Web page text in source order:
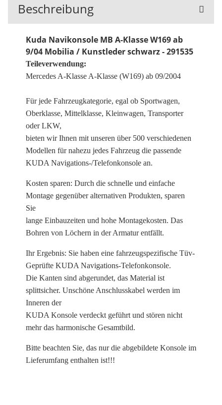
Beschreibung
Kuda Navikonsole MB A-Klasse W169 ab
9/04 Mobilia / Kunstleder schwarz - 291535
Teileverwendung:
Mercedes A-Klasse A-Klasse (W169) ab 09/2004
Für jede Fahrzeugkategorie, egal ob Sportwagen,
Oberklasse, Mittelklasse, Kleinwagen, Transporter
oder LKW,
bieten wir Ihnen mit unseren über 500 verschiedenen
Modellen für nahezu jedes Fahrzeug die passende
KUDA Navigations-/Telefonkonsole an.
Kosten sparen: Durch die schnelle und einfache
Montage gegenüber alternativen Produkten, sparen
Sie
lange Einbauzeiten und hohe Montagekosten. Das
Bohren von Löchern in der Armatur entfällt.
Ihr Ergebnis: Sie haben eine fahrzeugspezifische Tüv-
Geprüfte KUDA Navigations-Telefonkonsole.
Die Kanten sind abgerundet, das Material ist
splittsicher. Unschöne Anschlusskabel werden im
Inneren der
KUDA Konsole verdeckt geführt und stören nicht
mehr das harmonische Gesamtbild.
Bitte beachten Sie, das nur die abgebildete Konsole im
Lieferumfang enthalten ist!!!